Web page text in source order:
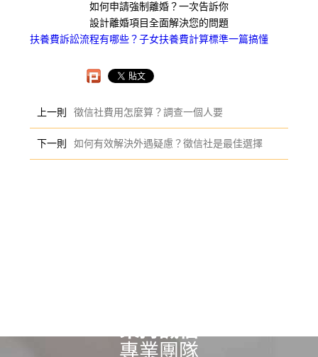
如何申請強制離婚？一次告訴你
設計離婚項目全面解決您的問題
扶養費訴訟流程有哪些？子女扶養費計算標準一篇搞懂
上一則 徵信社費用怎麼算？調查一個人要
下一則 如何有效解決外遇疑慮？徵信社是最佳選擇
秉持誠信
專業團隊